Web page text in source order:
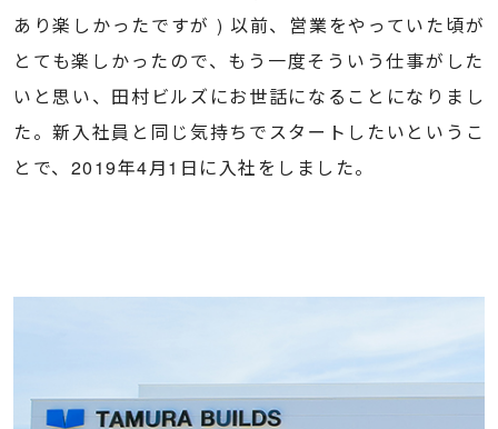
あり楽しかったですが ) 以前、営業をやっていた頃が
とても楽しかったので、もう一度そういう仕事がした
いと思い、田村ビルズにお世話になることになりまし
た。新入社員と同じ気持ちでスタートしたいというこ
とで、2019年4月1日に入社をしました。